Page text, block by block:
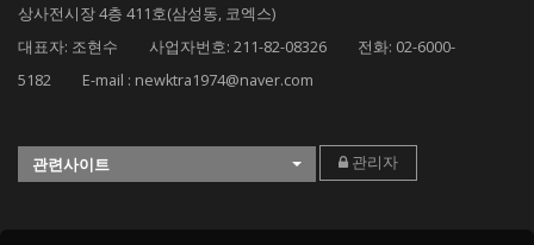
상사전시장 4층 411호(삼성동, 코엑스)
대표자: 조현수 사업자번호: 211-82-08326 전화: 02-6000-
5182 E-mail : newktra1974@naver.com
관련사이트 관리자